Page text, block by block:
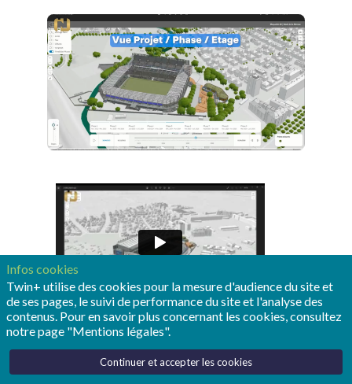
Infos cookies
Twin+ utilise des cookies pour la mesure d'audience du site et
de ses pages, le suivi de performance du site et l'analyse des
contenus. Pour en savoir plus concernant les cookies, consultez
notre page "Mentions légales".
Continuer et accepter les cookies